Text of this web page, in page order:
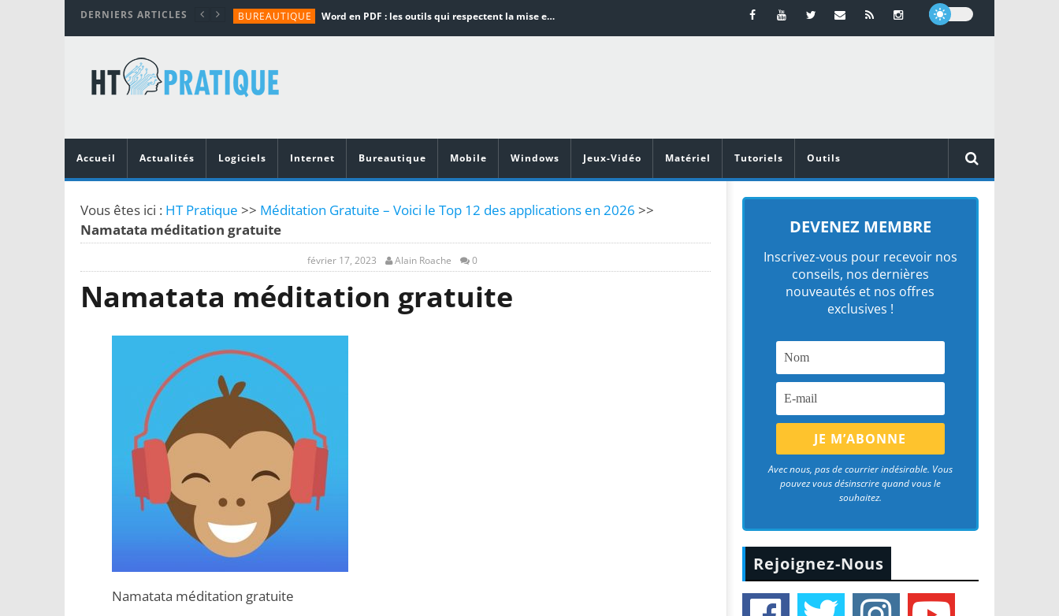
DERNIERS ARTICLES BUREAUTIQUE Word en PDF : les outils qui respectent la mise en page
TUTORIALS
MATÉRIEL
Vidéoprojecteurs Asus : Top 6 des meilleurs modèles de la marque
Accueil
Actualités Logiciels Internet Bureautique Mobile Windows Jeux-Vidéo Matériel Tutoriels Outils
Vous êtes ici : HT Pratique >> Méditation Gratuite – Voici le Top 12 des applications en 2026 >>
Namatata méditation gratuite
février 17, 2023 Alain Roache 0
Namatata méditation gratuite
Namatata méditation gratuite
DEVENEZ MEMBRE
Inscrivez-vous pour recevoir nos
conseils, nos dernières
nouveautés et nos offres
exclusives !
Avec nous, pas de courrier indésirable. Vous
pouvez vous désinscrire quand vous le
souhaitez.
Rejoignez-Nous